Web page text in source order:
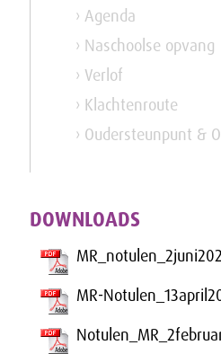
› Agenda
› Naschoolse opvang
› Verlof
› Klachtenroute
› Oudersteunpunt &
DOWNLOADS
MR-